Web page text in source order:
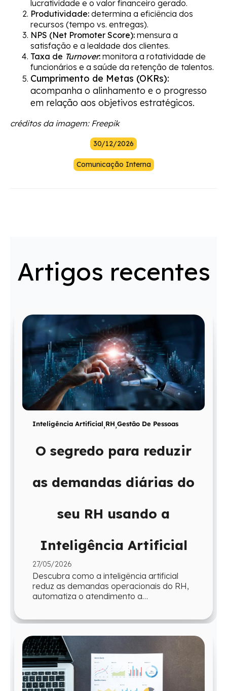
lucratividade e o valor financeiro gerado.
Produtividade: determina a eficiência dos
recursos (tempo vs. entregas).
NPS (Net Promoter Score): mensura a
satisfação e a lealdade dos clientes.
Taxa de Turnover: monitora a rotatividade de
funcionários e a saúde da retenção de talentos.
Cumprimento de Metas (OKRs):
acompanha o alinhamento e o progresso
em relação aos objetivos estratégicos.
créditos da imagem: Freepik
30/12/2026
Comunicação Interna
Artigos recentes
Inteligência Artificial,RH,Gestão De Pessoas
O segredo para reduzir
as demandas diárias do
seu RH usando a
Inteligência Artificial
27/05/2026
Descubra como a inteligência artificial
reduz as demandas operacionais do RH,
automatiza o atendimento a